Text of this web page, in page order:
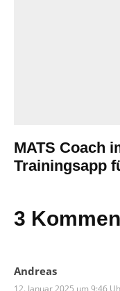
MATS Coach
Trainingsapp
3
Andreas